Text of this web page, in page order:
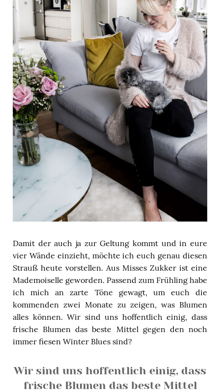
Damit der auch ja zur Geltung kommt und in eure
vier Wände einzieht, möchte ich euch genau diesen
Strauß heute vorstellen. Aus Misses Zukker ist eine
Mademoiselle geworden. Passend zum Frühling habe
ich mich an zarte Töne gewagt, um euch die
kommenden zwei Monate zu zeigen, was Blumen
alles können. Wir sind uns hoffentlich einig, dass
frische Blumen das beste Mittel gegen den noch
immer fiesen Winter Blues sind?
Wir sind uns hoffentlich einig, dass
frische Blumen das beste Mittel